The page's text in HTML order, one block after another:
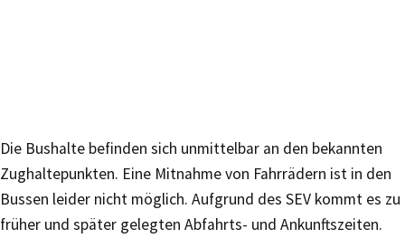
Die Bushalte befinden sich unmittelbar an den bekannten
Zughaltepunkten. Eine Mitnahme von Fahrrädern ist in den
Bussen leider nicht möglich. Aufgrund des SEV kommt es zu
früher und später gelegten Abfahrts- und Ankunftszeiten.